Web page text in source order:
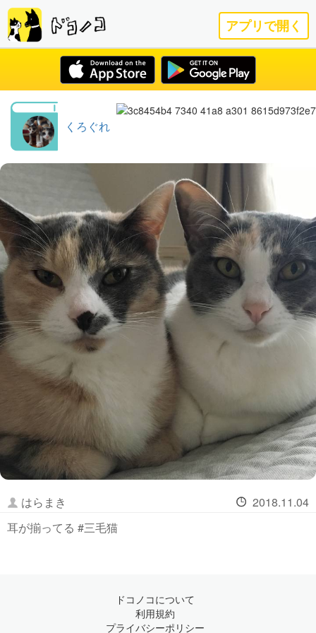
アプリで開く
くろぐれ
はらまき
2018.11.04
耳が揃ってる #三毛猫
ドコノコについて
利用規約
プライバシーポリシー